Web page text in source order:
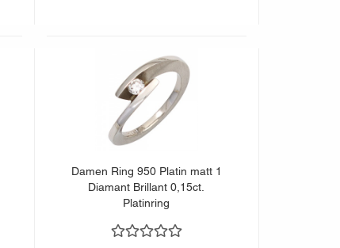
Damen Ring 950 Platin matt 1
Diamant Brillant 0,15ct.
Platinring